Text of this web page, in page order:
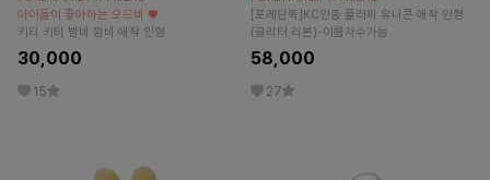
아이들이 좋아하는 오드비 ♥
키티 키티 밤비 깜비 애착 인형
30,000
15
[포레단독]KC인증 플러피 유니콘 애착 인형
(글리터 리본)-이름자수가능
58,000
27